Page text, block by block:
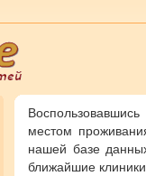
местом
нашей базе
ближайшие